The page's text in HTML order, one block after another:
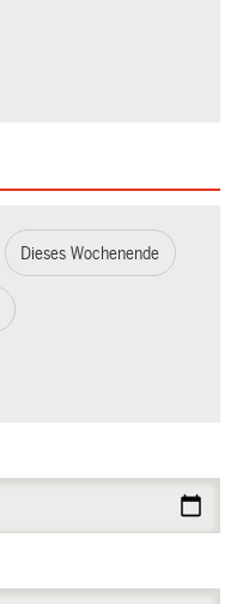
Dieses Wochenende